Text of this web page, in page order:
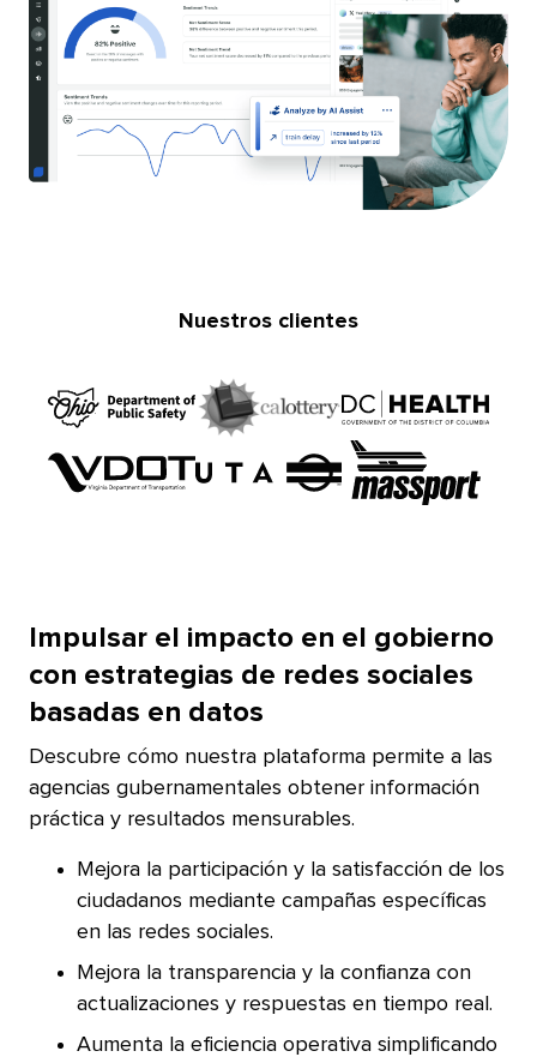
Nuestros clientes​​
Impulsar el impacto en el gobierno
con estrategias de redes sociales
basadas en datos​​
Descubre cómo nuestra plataforma permite a las
agencias gubernamentales obtener información
práctica y resultados mensurables.​​
Mejora la participación y la satisfacción de los
ciudadanos mediante campañas específicas
en las redes sociales.​​
Mejora la transparencia y la confianza con
actualizaciones y respuestas en tiempo real.​​
Aumenta la eficiencia operativa simplificando